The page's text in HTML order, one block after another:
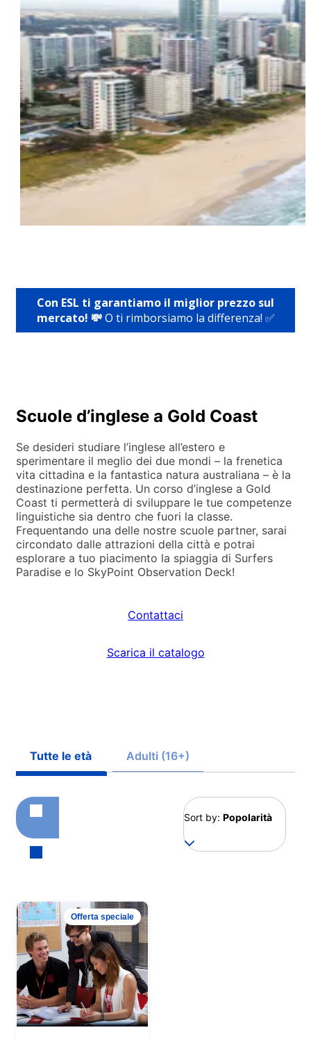
Con ESL ti garantiamo il miglior prezzo sul
mercato! 💸O ti rimborsiamo la differenza! ✅
Scuole d’inglese a Gold Coast
Se desideri studiare l’inglese all’estero e
sperimentare il meglio dei due mondi – la frenetica
vita cittadina e la fantastica natura australiana – è la
destinazione perfetta. Un corso d’inglese a Gold
Coast ti permetterà di sviluppare le tue competenze
linguistiche sia dentro che fuori la classe.
Frequentando una delle nostre scuole partner, sarai
circondato dalle attrazioni della città e potrai
esplorare a tuo piacimento la spiaggia di Surfers
Paradise e lo SkyPoint Observation Deck!
Contattaci
Scarica il catalogo
Tutte le età Adulti (16+)
Sort by: Popolarità
Offerta speciale